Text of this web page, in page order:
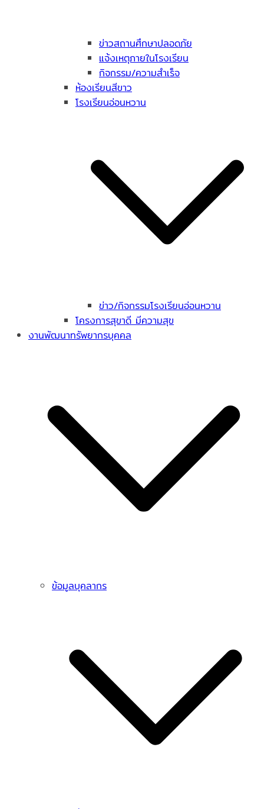
ข่าวสถานศึกษาปลอดภัย
แจ้งเหตุภายในโรงเรียน
กิจกรรม/ความสำเร็จ
ห้องเรียนสีขาว
โรงเรียนอ่อนหวาน
ข่าว/กิจกรรมโรงเรียนอ่อนหวาน
โครงการสุขาดี มีความสุข
งานพัฒนาทรัพยากรบุคคล
ข้อมูลบุคลากร